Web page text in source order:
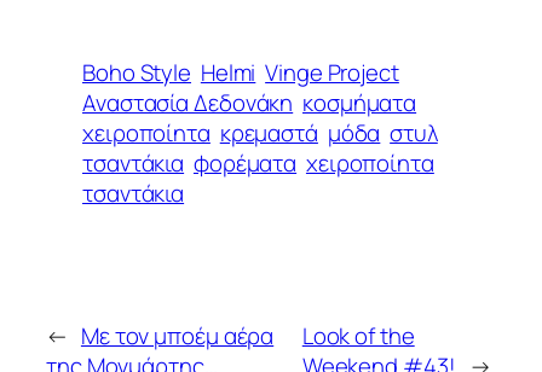
Boho Style Helmi Vinge Project
Αναστασία Δεδονάκη κοσμήματα
χειροποίητα κρεμαστά μόδα στυλ
τσαντάκια φορέματα χειροποίητα
τσαντάκια
← Με τον μποέμ αέρα
της Μονμάρτης…
Look of the
Weekend #43! →